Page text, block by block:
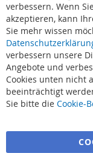
Suchbegriffe
Bestellungen
verbessern. Wenn
akzeptieren, kann
Sie mehr wissen
verbessern unsere
Angebote und
Cookies unten nicht
beeinträchtigt
Sie bitte die Cookie-